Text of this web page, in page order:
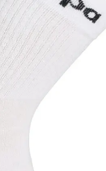
Boutique
Tous les produits
Squash
Padel
Racquetball
Badminton
Tennis
Running